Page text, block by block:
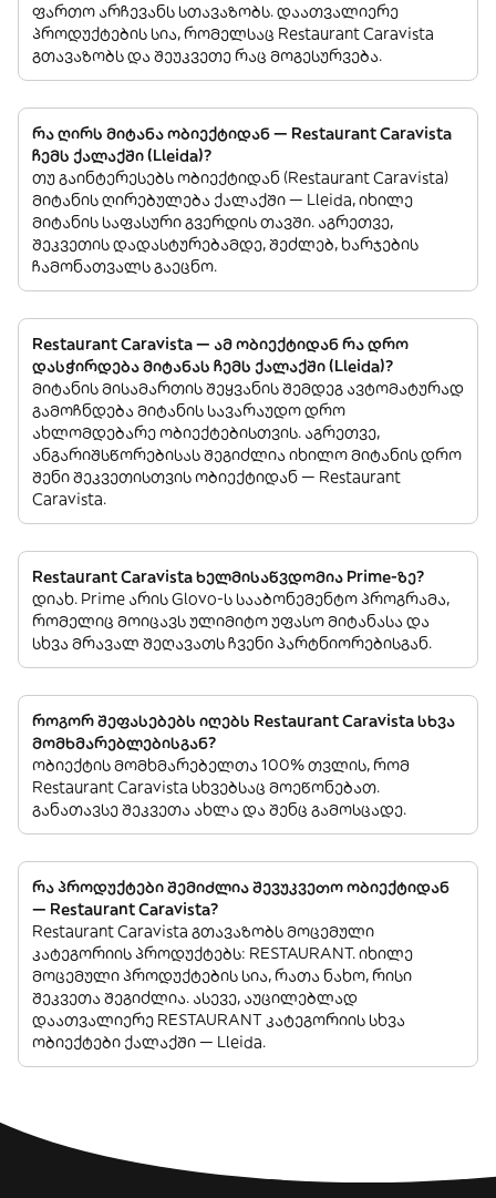
ფართო არჩევანს სთავაზობს. დაათვალიერე
პროდუქტების სია, რომელსაც Restaurant Caravista
გთავაზობს და შეუკვეთე რაც მოგესურვება.
რა ღირს მიტანა ობიექტიდან — Restaurant Caravista
ჩემს ქალაქში (Lleida)?
თუ გაინტერესებს ობიექტიდან (Restaurant Caravista)
მიტანის ღირებულება ქალაქში — Lleida, იხილე
მიტანის საფასური გვერდის თავში. აგრეთვე,
შეკვეთის დადასტურებამდე, შეძლებ, ხარჯების
ჩამონათვალს გაეცნო.
Restaurant Caravista — ამ ობიექტიდან რა დრო
დასჭირდება მიტანას ჩემს ქალაქში (Lleida)?
მიტანის მისამართის შეყვანის შემდეგ ავტომატურად
გამოჩნდება მიტანის სავარაუდო დრო
ახლომდებარე ობიექტებისთვის. აგრეთვე,
ანგარიშსწორებისას შეგიძლია იხილო მიტანის დრო
შენი შეკვეთისთვის ობიექტიდან — Restaurant
Caravista.
Restaurant Caravista ხელმისაწვდომია Prime-ზე?
დიახ. Prime არის Glovo-ს სააბონემენტო პროგრამა,
რომელიც მოიცავს ულიმიტო უფასო მიტანასა და
სხვა მრავალ შეღავათს ჩვენი პარტნიორებისგან.
როგორ შეფასებებს იღებს Restaurant Caravista სხვა
მომხმარებლებისგან?
ობიექტის მომხმარებელთა 100% თვლის, რომ
Restaurant Caravista სხვებსაც მოეწონებათ.
განათავსე შეკვეთა ახლა და შენც გამოსცადე.
რა პროდუქტები შემიძლია შევუკვეთო ობიექტიდან
— Restaurant Caravista?
Restaurant Caravista გთავაზობს მოცემული
კატეგორიის პროდუქტებს: RESTAURANT. იხილე
მოცემული პროდუქტების სია, რათა ნახო, რისი
შეკვეთა შეგიძლია. ასევე, აუცილებლად
დაათვალიერე RESTAURANT კატეგორიის სხვა
ობიექტები ქალაქში — Lleida.